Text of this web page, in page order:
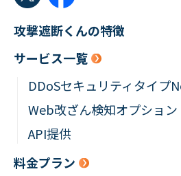
攻撃遮断くんの特徴
サービス一覧
DDoSセキュリティタイプ
Web改ざん検知オプション
API提供
料金プラン